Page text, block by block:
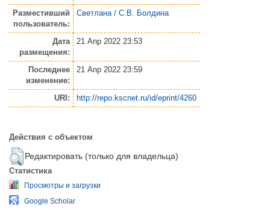
Разместивший
пользователь:
Светлана / С.В. Болдина
Дата
размещения:
21 Апр 2022 23:53
Последнее
изменение:
21 Апр 2022 23:59
URI: http://repo.kscnet.ru/id/eprint/4260
Действия с объектом
Редактировать (только для владельца)
Статистика
Просмотры и загрузки
Google Scholar